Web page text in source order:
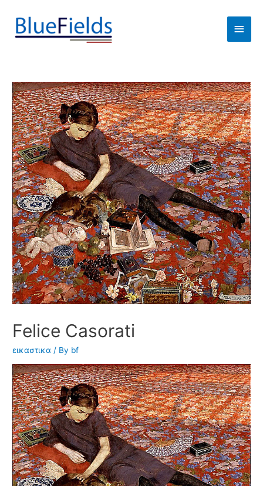
Felice Casorati
εικαστικα / By bf